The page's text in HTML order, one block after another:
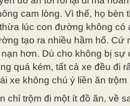
cam lòng. Vì thế, họ bèn
lúc con đường không có
tạo ra nhiều hầm hố. Cứ
hơn. Dù cho không bị sự
quá kém, tất cả xe đều đi
xe không chú ý liền ăn
chỉ trộm đi một ít đồ ăn, về